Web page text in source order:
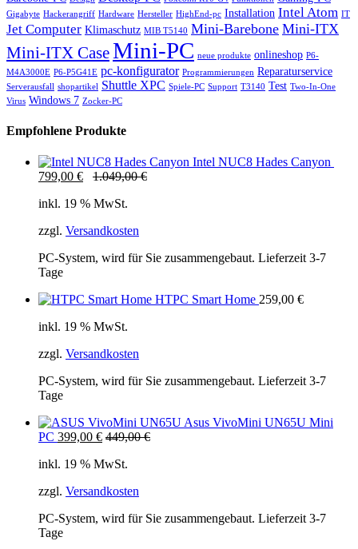
Gigabyte Hackerangriff Hardware Hersteller HighEnd-pc Installation Intel Atom IT
Jet Computer Klimaschutz MIB T5140 Mini-Barebone Mini-ITX
Mini-ITX CaseMini-PC neue produkte onlineshop P6-
M4A3000E P6-P5G41E pc-konfigurator Programmierungen Reparaturservice
Serverausfall shopartikel Shuttle XPC Spiele-PC Support T3140 Test Two-In-One
Virus Windows 7 Zocker-PC
Empfohlene Produkte
Intel NUC8 Hades Canyon
799,00 € 1.049,00€
inkl. 19 % MwSt.
zzgl. Versandkosten
PC-System, wird für Sie zusammengebaut. Lieferzeit 3-7
Tage
HTPC Smart Home 259,00 €
inkl. 19 % MwSt.
zzgl. Versandkosten
PC-System, wird für Sie zusammengebaut. Lieferzeit 3-7
Tage
Asus VivoMini UN65U Mini
PC 399,00 € 449,00€
inkl. 19 % MwSt.
zzgl. Versandkosten
PC-System, wird für Sie zusammengebaut. Lieferzeit 3-7
Tage